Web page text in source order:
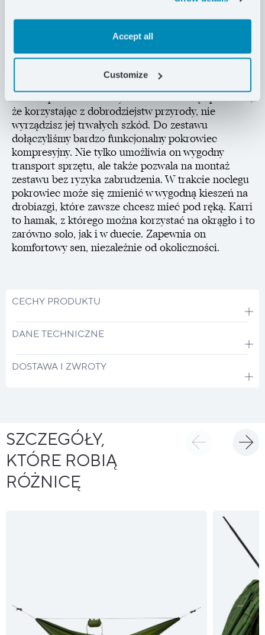
Accept all
Customize
wyeliminowaliśmy konieczność wiązania węzłów.
Regulowanie linek przebiega dużo sprawniej, więc
zaoszczędzisz nie tylko cenny czas, ale też nerwy.
Hamak Karri wyposażony został w 20-milimetrowe
taśmy poliamidowe. Taka szerokość sprawia, że są
one bezpieczne dla kory drzew. Masz więc pewność,
że korzystając z dobrodziejstw przyrody, nie
wyrządzisz jej trwałych szkód. Do zestawu
dołączyliśmy bardzo funkcjonalny pokrowiec
kompresyjny. Nie tylko umożliwia on wygodny
transport sprzętu, ale także pozwala na montaż
zestawu bez ryzyka zabrudzenia. W trakcie noclegu
pokrowiec może się zmienić w wygodną kieszeń na
drobiazgi, które zawsze chcesz mieć pod ręką. Karri
to hamak, z którego można korzystać na okrągło i to
zarówno solo, jak i w duecie. Zapewnia on
komfortowy sen, niezależnie od okoliczności.
CECHY PRODUKTU
DANE TECHNICZNE
DOSTAWA I ZWROTY
SZCZEGÓŁY,
KTÓRE ROBIĄ
RÓŻNICĘ